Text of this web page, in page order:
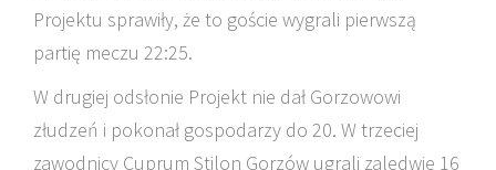
Projektu sprawiły, że to goście wygrali pierwszą
partię meczu 22:25.
W drugiej odsłonie Projekt nie dał Gorzowowi
złudzeń i pokonał gospodarzy do 20. W trzeciej
zawodnicy Cuprum Stilon Gorzów ugrali zaledwie 16